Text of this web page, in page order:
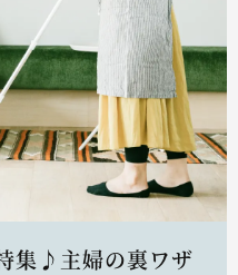
集♪主婦の裏ワザ